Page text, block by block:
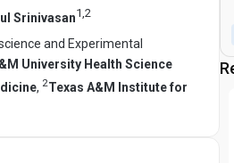
Srinivasan1,2
and Experimental
University Health Science
, 2Texas A&M Institute for